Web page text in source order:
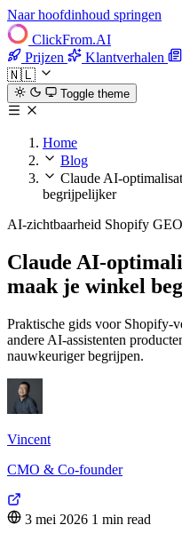
Naar hoofdinhoud springen
ClickFrom.AI
Prijzen
Klantverhalen
🇳🇱
Toggle theme
Home
Blog
Claude AI-
begrijpelijker
AI-zichtbaarheid Shopify GEO
Claude AI-
maak je winkel
Praktische gids voor Shopify-
andere AI-assistenten
nauwkeuriger begrijpen.
Vincent
CMO & Co-founder
3 mei 2026 1 min read